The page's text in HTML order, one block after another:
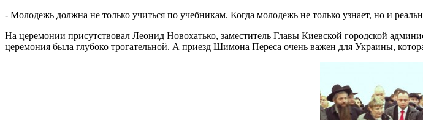
- Молодежь должна не только учиться по учебникам. Когда молодежь не только узнает, но и
На церемонии присутствовал Леонид Новохатько, заместитель Главы Киевской городской
церемония была глубоко трогательной. А приезд Шимона Переса очень важен для Украины,